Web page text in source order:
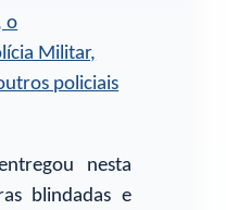
nesta
blindadas e